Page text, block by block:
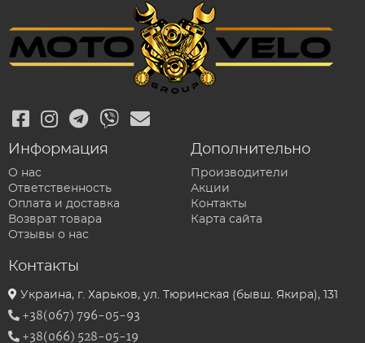
Информация
О нас
Ответственность
Оплата и доставка
Возврат товара
Отзывы о нас
Дополнительно
Производители
Акции
Контакты
Карта сайта
Контакты
Украина, г. Харьков, ул. Тюринская (бывш. Якира), 131
+38(067) 796-05-93
+38(066) 528-05-19